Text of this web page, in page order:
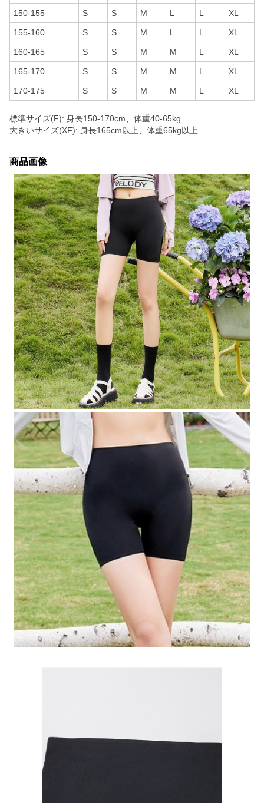
150-155 S S M L L XL
155-160 S S M L L XL
160-165 S S M M L XL
165-170 S S M M L XL
170-175 S S M M L XL
標準サイズ(F): 身長150-170cm、体重40-65kg
大きいサイズ(XF): 身長165cm以上、体重65kg以上
商品画像